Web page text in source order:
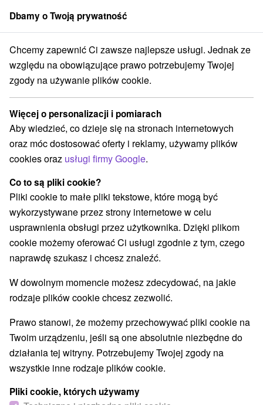
członek grupySorger
Slovensko Žilinský kraj Valča Snowland Valčianska dolina
Snowland Valčianska dolina
Wyświetl stronę internetową Przejdź do
+421 903 112 211 snowland@snowland.sk
Facebook
Opinii Google
Valčianska dolina 1054
038 35 Valča
GPS:
N +49° 0' 52.46''
E +18° 48' 33.07''
Dbamy o Twoją prywatność
Chcemy zapewnić Ci zawsze najlepsze usługi. Jednak ze
względu na obowiązujące prawo potrzebujemy Twojej
zgody na używanie plików cookie.
Więcej o personalizacji i pomiarach
Aby wiedzieć, co dzieje się na stronach internetowych
oraz móc dostosować oferty i reklamy, używamy plików
cookies oraz usługi firmy Google.
Co to są pliki cookie?
Pliki cookie to małe pliki tekstowe, które mogą być
wykorzystywane przez strony internetowe w celu
usprawnienia obsługi przez użytkownika. Dzięki plikom
cookie możemy oferować Ci usługi zgodnie z tym, czego
naprawdę szukasz i chcesz znaleźć.
W dowolnym momencie możesz zdecydować, na jakie
rodzaje plików cookie chcesz zezwolić.
Prawo stanowi, że możemy przechowywać pliki cookie na
Twoim urządzeniu, jeśli są one absolutnie niezbędne do
działania tej witryny. Potrzebujemy Twojej zgody na
wszystkie inne rodzaje plików cookie.
Pliki cookie, których używamy